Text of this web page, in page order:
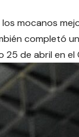
los mocanos
completó
de abril en el